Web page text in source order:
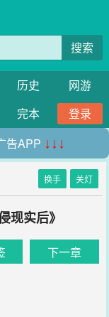
搜索
历史
网游
完本
登录
告APP ↓↓↓
换手 关灯
现实后》
下一章